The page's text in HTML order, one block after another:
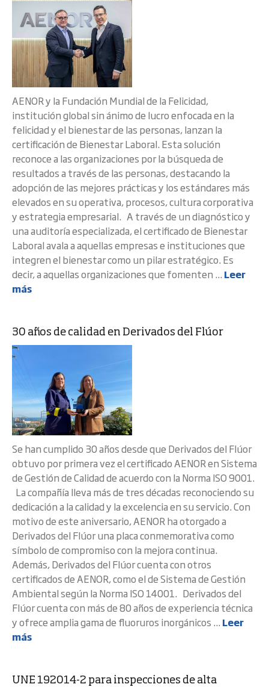
AENOR y la Fundación Mundial de la Felicidad,
institución global sin ánimo de lucro enfocada en la
felicidad y el bienestar de las personas, lanzan la
certificación de Bienestar Laboral. Esta solución
reconoce a las organizaciones por la búsqueda de
resultados a través de las personas, destacando la
adopción de las mejores prácticas y los estándares más
elevados en su operativa, procesos, cultura corporativa
y estrategia empresarial. A través de un diagnóstico y
una auditoría especializada, el certificado de Bienestar
Laboral avala a aquellas empresas e instituciones que
integren el bienestar como un pilar estratégico. Es
decir, a aquellas organizaciones que fomenten ... Leer
más
30 años de calidad en Derivados del Flúor
Se han cumplido 30 años desde que Derivados del Flúor
obtuvo por primera vez el certificado AENOR en Sistema
de Gestión de Calidad de acuerdo con la Norma ISO 9001.
La compañía lleva más de tres décadas reconociendo su
dedicación a la calidad y la excelencia en su servicio. Con
motivo de este aniversario, AENOR ha otorgado a
Derivados del Flúor una placa conmemorativa como
símbolo de compromiso con la mejora continua.
Además, Derivados del Flúor cuenta con otros
certificados de AENOR, como el de Sistema de Gestión
Ambiental según la Norma ISO 14001. Derivados del
Flúor cuenta con más de 80 años de experiencia técnica
y ofrece amplia gama de fluoruros inorgánicos ... Leer
más
UNE 192014-2 para inspecciones de alta